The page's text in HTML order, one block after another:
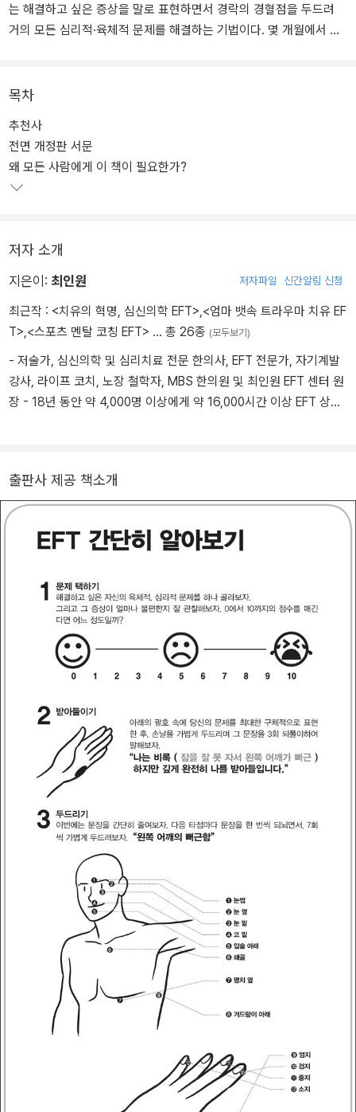
는 해결하고 싶은 증상을 말로 표현하면서 경락의 경혈점을 두드려
거의 모든 심리적·육체적 문제를 해결하는 기법이다. 몇 개월에서 몇
치유, 복수 기법, 암 등 중증질환을 위한 EFT 등이 새롭게 수록되었
다. 누구나 쉽고 재미있게 EFT를 시작할 수 있게 도울 뿐 아니라, 전
문가들에게도 유용한 지침과 사례가 실려 있다.
목차
추천사
전면 개정판 서문
왜 모든 사람에게 이 책이 필요한가?
저자 소개
지은이: 최인원 저자파일 신간알림 신청
최근작 : <치유의 혁명, 심신의학 EFT> <엄마 뱃속 트라우마 치유 EF
T> <스포츠 멘탈 코칭 EFT> … 총 26종 (모두보기)
- 저술가, 심신의학 및 심리치료 전문 한의사, EFT 전문가, 자기계발
강사, 라이프 코치, 노장 철학자, MBS 한의원 및 최인원 EFT 센터 원
장 - 18년 동안 약 4,000명 이상에게 약 16,000시간 이상 EFT 상담
해 EFT를 알리고 있으며, 한국에서 EFT와 관련해서 가장 오랫동안
많은 강의와 상담을 하고 있다. 총 10권(전면 개정판 포함)의 EFT 관
련 전문 서적을 저술, 번역하면서 총 누적 판매량 11만부 이상을 달성
해 한국에 EFT를 널리 알리고 자리 잡게 만드는 데 일조했다. - 저자
수 있고, 최인원 EFT 센터(choieft.com)에서 워크숍에 참가하거나
비대면 상담을 받을 수 있다. 저자의 블 로그(http://blog.naver.co
m/hondoneft)와 유튜브(www.youtube.com/user/choiinwon/vid
eos)와 카페(http://cafe.naver.com/choieft)에서 EFT에 관한 다양
한 정보를 얻을 수 있다. - 주요 저서로 <5분의 기적 EFT>, <EFT로
는 EFT>, <콕 찍어주는 인생과외>, <확언과 EFT로 나는 왜 하는 일
마다 잘 되지?>, <스포츠 멘탈 코칭 EFT>, <엄마 뱃속 트라우마 치유
EFT>, 역서로 <당신의 소원을 이루십시오>가 있다.
출판사 제공 책소개